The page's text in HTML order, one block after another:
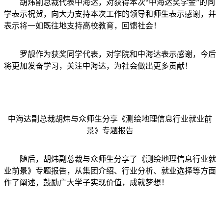
胡炜副总裁代表中海达，对获得本次“中海达奖学金”的同
学表示祝贺，向大力支持本次工作的领导和师生表示感谢，并
表示将一如既往地支持高校教育，回馈社会！
罗靓作为获奖同学代表，对学院和中海达表示感谢，今后
将更加发奋学习，关注中海达，为社会做出更多贡献！
中海达副总裁胡炜与众师生分享《测绘地理信息行业就业前
景》专题报告
随后，胡炜副总裁与众师生分享了《测绘地理信息行业就
业前景》专题报告，从集团介绍、行业分析、就业选择等方面
作了阐述，鼓励广大学子实现价值，成就梦想！